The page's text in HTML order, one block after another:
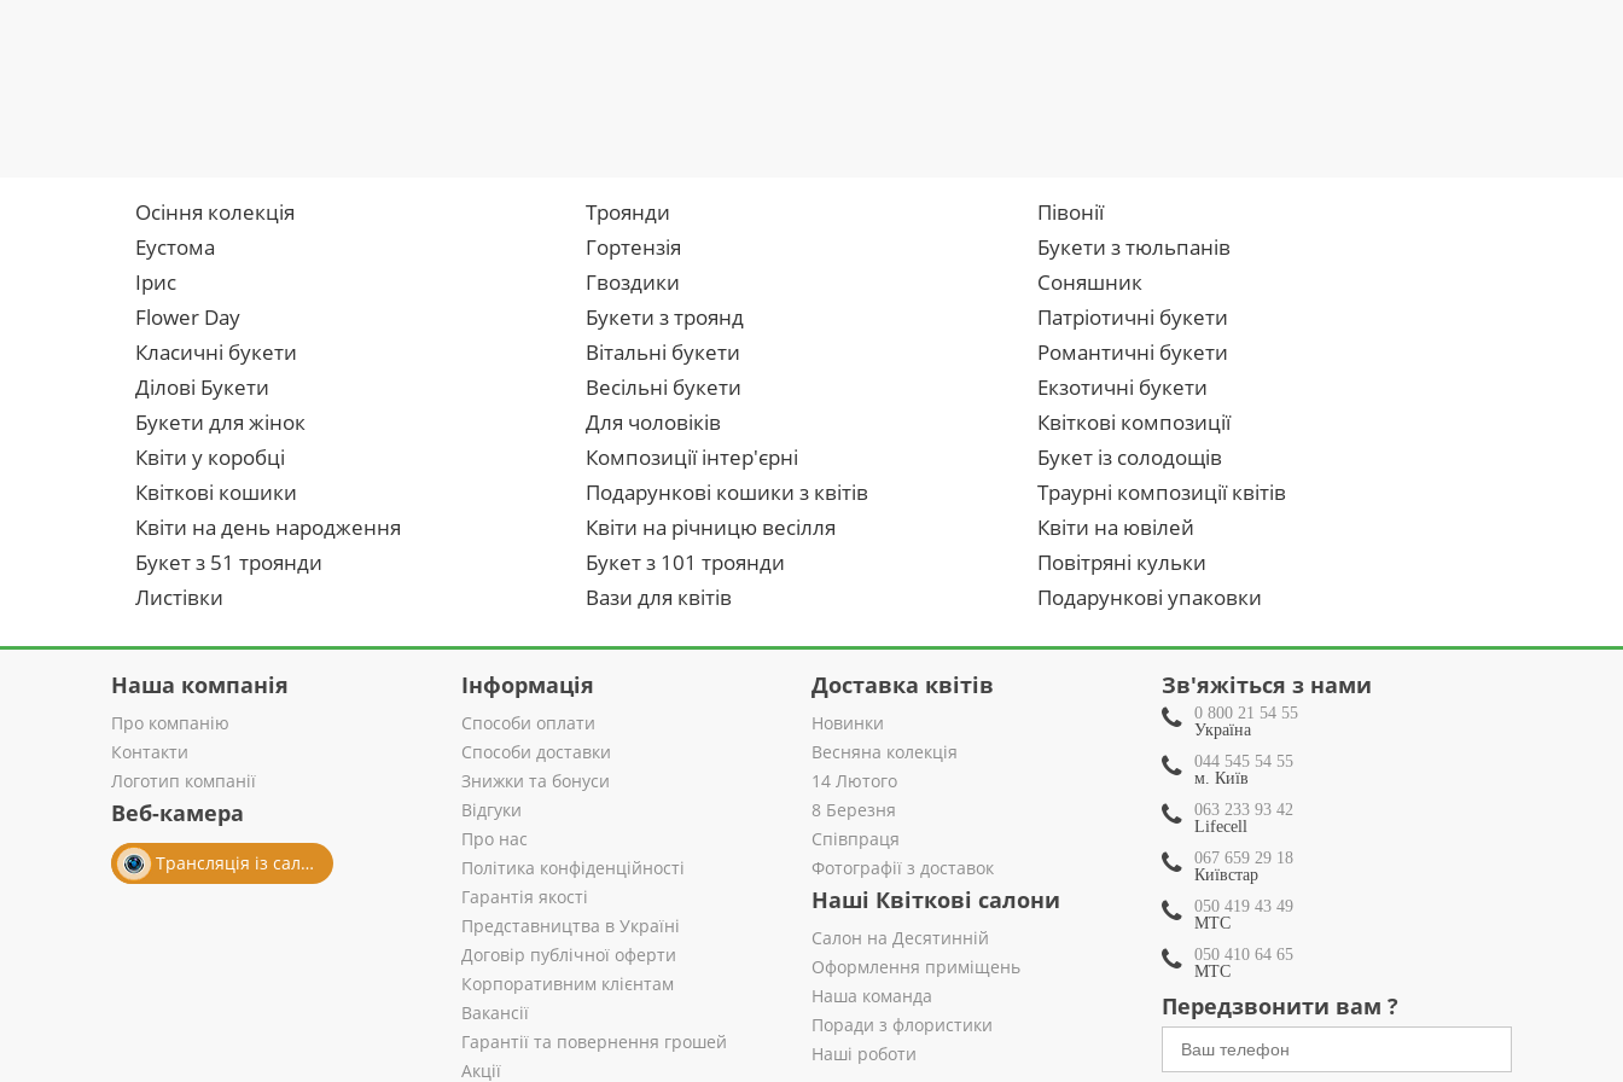
Осіння колекція Троянди
Півонії
Еустома
Гортензія
Букети з тюльпанів
Ірис
Гвоздики
Соняшник
Flower Day
Букети з троянд
Патріотичні букети
Класичні букети
Вітальні букети
Романтичні букети
Ділові Букети
Весільні букети
Екзотичні букети
Букети для жінок
Для чоловіків
Квіткові композиції
Квіти у коробці
Композиції інтер'єрні
Букет із солодощів
Квіткові кошики
Подарункові кошики з квітів
Траурні композиції квітів
Квіти на день народження
Квіти на річницю весілля
Квіти на ювілей
Букет з 51 троянди
Букет з 101 троянди
Повітряні кульки
Листівки
Вази для квітів Подарункові упаковки
Наша компанія
Про компанію
Контакти
Логотип компанії
Веб-камера
Трансляція із салону
Інформація
Способи оплати
Способи доставки
Знижки та бонуси
Відгуки
Про нас
Політика конфіденційності
Гарантія якості
Представництва в Україні
Договір публічної оферти
Корпоративним клієнтам
Вакансії
Гарантії та повернення грошей
Акції
Доставка квітів
Новинки
Весняна колекція
14 Лютого
8 Березня
Співпраця
Фотографії з доставок
Наші Квіткові салони
Салон на Десятинній
Оформлення приміщень
Наша команда
Поради з флористики
Наші роботи
Зв'яжіться з нами
0 800 21 54 55
Україна
044 545 54 55
м. Київ
063 233 93 42
Lifecell
067 659 29 18
Київстар
050 419 43 49
МТС
050 410 64 65
МТС
Передзвонити вам ?